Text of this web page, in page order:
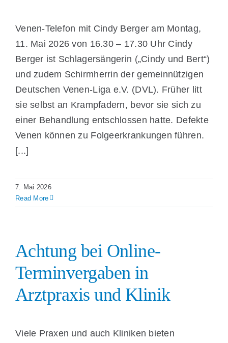
Venen-Telefon mit Cindy Berger am Montag,
11. Mai 2026 von 16.30 – 17.30 Uhr Cindy
Berger ist Schlagersängerin („Cindy und Bert“)
und zudem Schirmherrin der gemeinnützigen
Deutschen Venen-Liga e.V. (DVL). Früher litt
sie selbst an Krampfadern, bevor sie sich zu
einer Behandlung entschlossen hatte. Defekte
Venen können zu Folgeerkrankungen führen.
[...]
7. Mai 2026
Read More
Achtung bei Online-
Terminvergaben in
Arztpraxis und Klinik
Viele Praxen und auch Kliniken bieten